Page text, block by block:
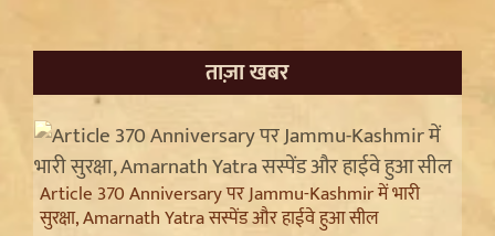
ताज़ा खबर
Article 370 Anniversary पर Jammu-Kashmir में भारी
सुरक्षा, Amarnath Yatra सस्पेंड और हाईवे हुआ सील